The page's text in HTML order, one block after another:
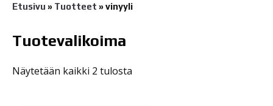
Etusivu » Tuotteet » vinyyli
Tuotevalikoima
Näytetään kaikki 2 tulosta